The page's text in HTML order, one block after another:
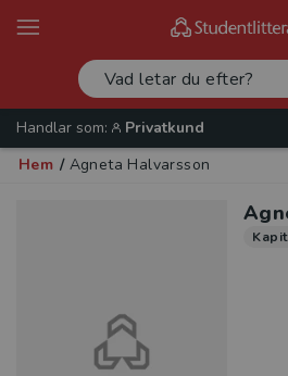
Handlar som:
Privatkund
Hem / Agneta Halvarsson